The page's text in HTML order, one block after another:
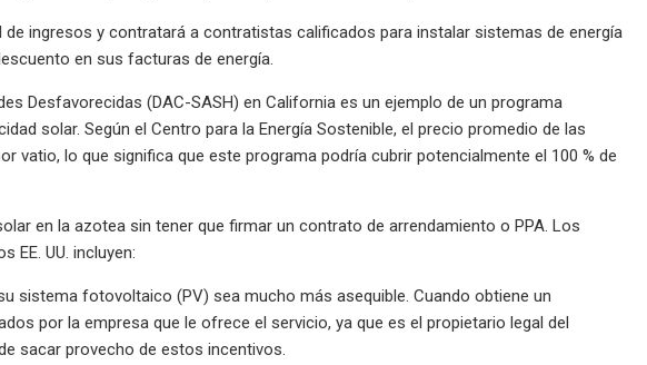
ingresos y contratará a contratistas calificados para instalar sistemas de energía
en sus facturas de energía.
Desfavorecidas (DAC-SASH) en California es un ejemplo de un programa
solar. Según el Centro para la Energía Sostenible, el precio promedio de las
vatio, lo que significa que este programa podría cubrir potencialmente el 100 % de
en la azotea sin tener que firmar un contrato de arrendamiento o PPA. Los
EE. UU. incluyen:
sistema fotovoltaico (PV) sea mucho más asequible. Cuando obtiene un
por la empresa que le ofrece el servicio, ya que es el propietario legal del
sacar provecho de estos incentivos.